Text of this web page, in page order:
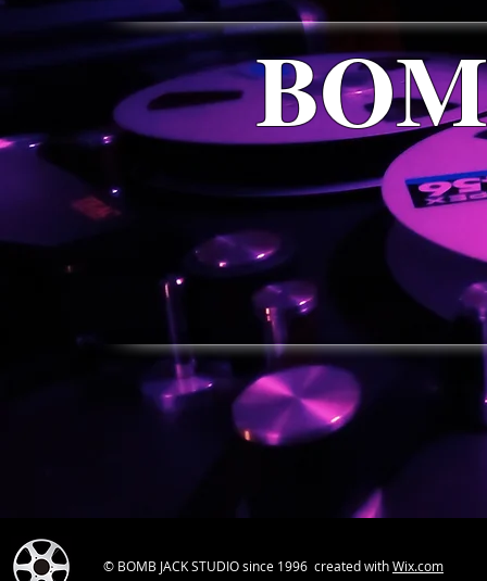
© BOMB JACK STUDIO since 1996 created withWix.com